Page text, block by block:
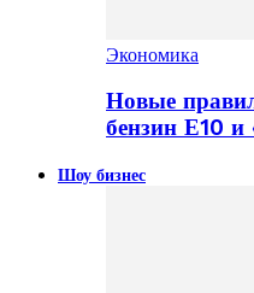
Экономика
Новые
бензин Е10 и
Шоу бизнес